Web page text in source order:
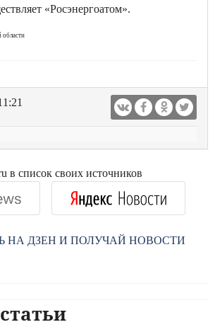
«Росэнергоатом».
области
в список своих источников
НА ДЗЕН И ПОЛУЧАЙ НОВОСТИ